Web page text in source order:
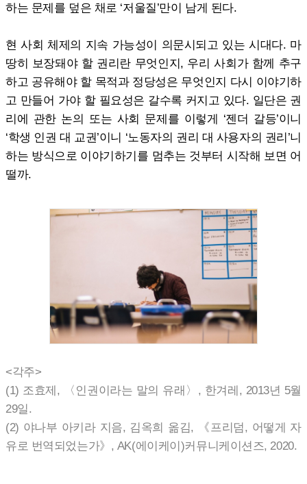
하는 문제를 덮은 채로 ‘저울질’만이 남게 된다.
현 사회 체제의 지속 가능성이 의문시되고 있는 시대다. 마
땅히 보장돼야 할 권리란 무엇인지, 우리 사회가 함께 추구
하고 공유해야 할 목적과 정당성은 무엇인지 다시 이야기하
고 만들어 가야 할 필요성은 갈수록 커지고 있다. 일단은 권
리에 관한 논의 또는 사회 문제를 이렇게 ‘젠더 갈등’이니
‘학생 인권 대 교권’이니 ‘노동자의 권리 대 사용자의 권리’니
하는 방식으로 이야기하기를 멈추는 것부터 시작해 보면 어
떨까.
<각주>
(1) 조효제, 〈인권이라는 말의 유래〉, 한겨레, 2013년 5월
29일.
(2) 야나부 아키라 지음, 김옥희 옮김, 《프리덤, 어떻게 자
유로 번역되었는가》, AK(에이케이)커뮤니케이션즈, 2020.